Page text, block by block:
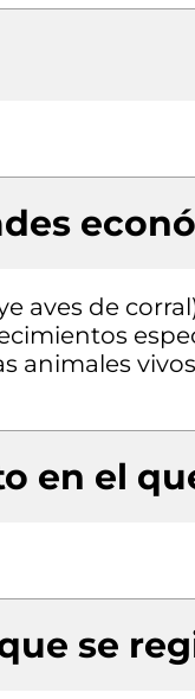
aves de
animales
en el
se